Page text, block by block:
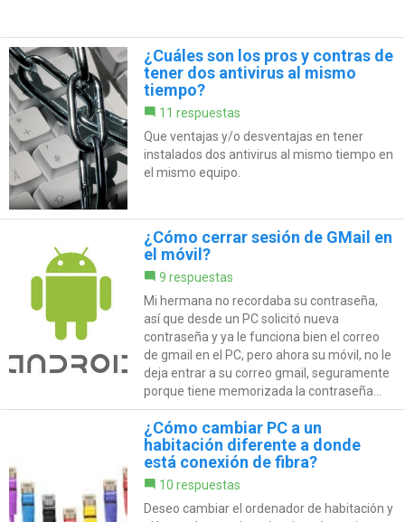
¿Cuáles son los pros y contras de
tener dos antivirus al mismo
tiempo?
11 respuestas
Que ventajas y/o desventajas en tener
instalados dos antivirus al mismo tiempo en
el mismo equipo.
¿Cómo cerrar sesión de GMail en
el móvil?
9 respuestas
Mi hermana no recordaba su contraseña,
así que desde un PC solicitó nueva
contraseña y ya le funciona bien el correo
de gmail en el PC, pero ahora su móvil, no le
deja entrar a su correo gmail, seguramente
porque tiene memorizada la contraseña...
¿Cómo cambiar PC a un
habitación diferente a donde
está conexión de fibra?
10 respuestas
Deseo cambiar el ordenador de habitación y